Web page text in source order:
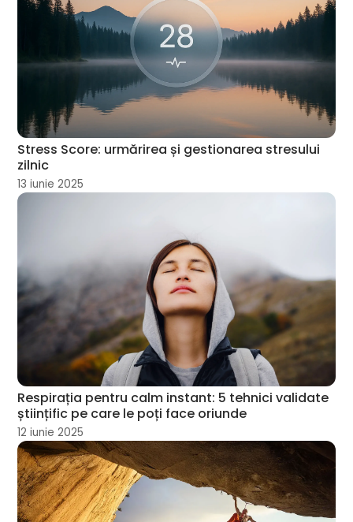
Stress Score: urmărirea și gestionarea stresului
zilnic
13 iunie 2025
Respirația pentru calm instant: 5 tehnici validate
științific pe care le poți face oriunde
12 iunie 2025